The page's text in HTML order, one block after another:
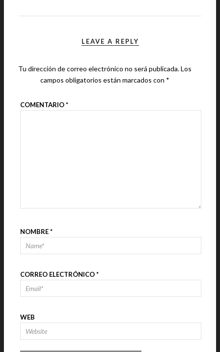
LEAVE A REPLY
Tu dirección de correo electrónico no será publicada.Los
campos obligatorios están marcados con *
COMENTARIO*
NOMBRE*
CORREO ELECTRÓNICO*
WEB